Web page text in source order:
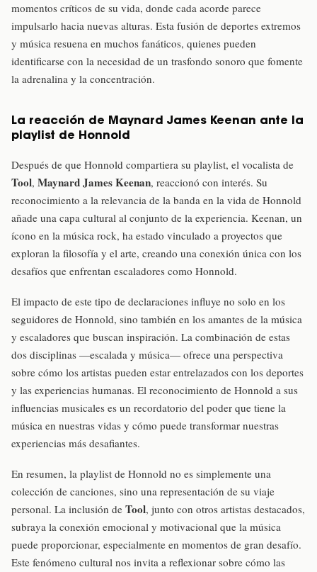
momentos críticos de su vida, donde cada acorde parece
impulsarlo hacia nuevas alturas. Esta fusión de deportes extremos
y música resuena en muchos fanáticos, quienes pueden
identificarse con la necesidad de un trasfondo sonoro que fomente
la adrenalina y la concentración.
La reacción de Maynard James Keenan ante la
playlist de Honnold
Después de que Honnold compartiera su playlist, el vocalista de
Tool, Maynard James Keenan, reaccionó con interés. Su
reconocimiento a la relevancia de la banda en la vida de Honnold
añade una capa cultural al conjunto de la experiencia. Keenan, un
ícono en la música rock, ha estado vinculado a proyectos que
exploran la filosofía y el arte, creando una conexión única con los
desafíos que enfrentan escaladores como Honnold.
El impacto de este tipo de declaraciones influye no solo en los
seguidores de Honnold, sino también en los amantes de la música
y escaladores que buscan inspiración. La combinación de estas
dos disciplinas —escalada y música— ofrece una perspectiva
sobre cómo los artistas pueden estar entrelazados con los deportes
y las experiencias humanas. El reconocimiento de Honnold a sus
influencias musicales es un recordatorio del poder que tiene la
música en nuestras vidas y cómo puede transformar nuestras
experiencias más desafiantes.
En resumen, la playlist de Honnold no es simplemente una
colección de canciones, sino una representación de su viaje
personal. La inclusión de Tool, junto con otros artistas destacados,
subraya la conexión emocional y motivacional que la música
puede proporcionar, especialmente en momentos de gran desafío.
Este fenómeno cultural nos invita a reflexionar sobre cómo las